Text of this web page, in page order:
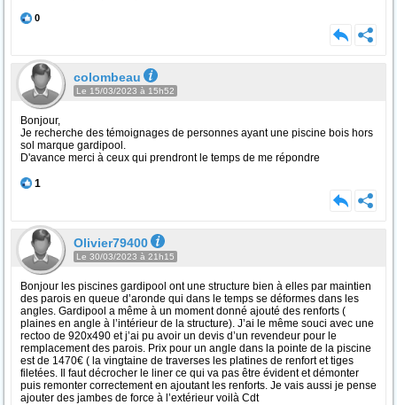
0
colombeau
Le 15/03/2023 à 15h52
Bonjour,
Je recherche des témoignages de personnes ayant une piscine bois hors
sol marque gardipool.
D'avance merci à ceux qui prendront le temps de me répondre
1
Olivier79400
Le 30/03/2023 à 21h15
Bonjour les piscines gardipool ont une structure bien à elles par maintien
des parois en queue d’aronde qui dans le temps se déformes dans les
angles. Gardipool a même à un moment donné ajouté des renforts (
plaines en angle à l’intérieur de la structure). J’ai le même souci avec une
rectoo de 920x490 et j’ai pu avoir un devis d’un revendeur pour le
remplacement des parois. Prix pour un angle dans la pointe de la piscine
est de 1470€ ( la vingtaine de traverses les platines de renfort et tiges
filetées. Il faut décrocher le liner ce qui va pas être évident et démonter
puis remonter correctement en ajoutant les renforts. Je vais aussi je pense
ajouter des jambes de force à l’extérieur voilà Cdt